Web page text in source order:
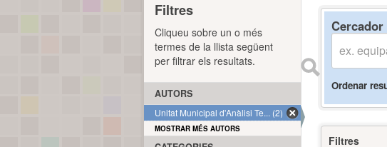
Cercador
Ordenar
Filtres
Filtres
Cliqueu sobre un o més
termes de la llista següent
per filtrar els resultats.
AUTORS
Unitat Municipal d'Anàlisi Te... (2)
MOSTRAR MÉS AUTORS